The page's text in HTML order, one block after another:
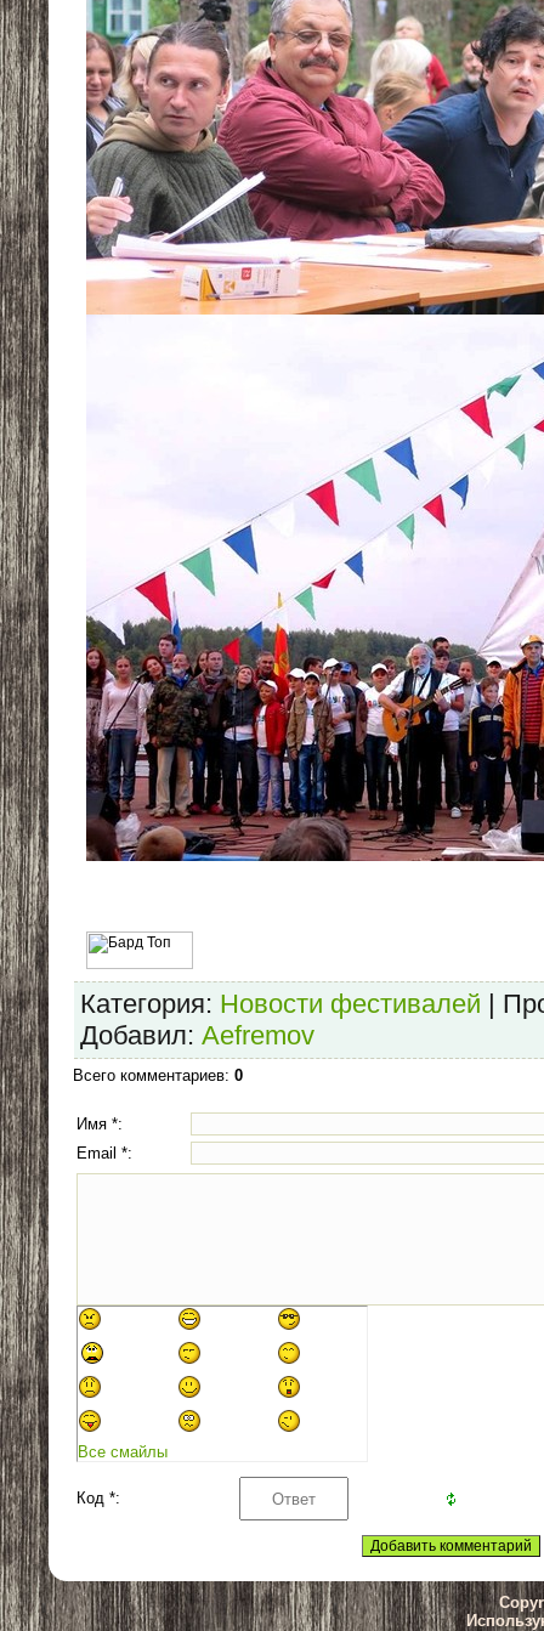
Категория: Новости фестивалей
Добавил: Aefremov
Всего комментариев: 0
Имя *:
Email *:
Все смайлы
Код *: